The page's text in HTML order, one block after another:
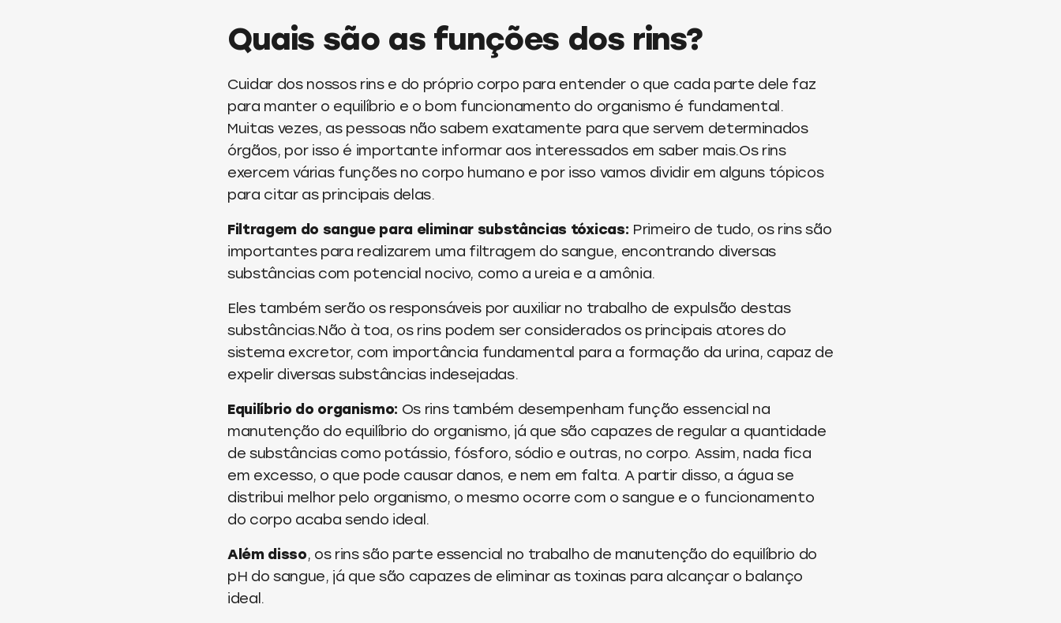
Quais são as funções dos rins?
Cuidar dos nossos rins e do próprio corpo para entender o que cada parte dele faz
para manter o equilíbrio e o bom funcionamento do organismo é fundamental.
Muitas vezes, as pessoas não sabem exatamente para que servem determinados
órgãos, por isso é importante informar aos interessados em saber mais.Os rins
exercem várias funções no corpo humano e por isso vamos dividir em alguns tópicos
para citar as principais delas.
Filtragem do sangue para eliminar substâncias tóxicas: Primeiro de tudo, os rins são
importantes para realizarem uma filtragem do sangue, encontrando diversas
substâncias com potencial nocivo, como a ureia e a amônia.
Eles também serão os responsáveis por auxiliar no trabalho de expulsão destas
substâncias.Não à toa, os rins podem ser considerados os principais atores do
sistema excretor, com importância fundamental para a formação da urina, capaz de
expelir diversas substâncias indesejadas.
Equilíbrio do organismo: Os rins também desempenham função essencial na
manutenção do equilíbrio do organismo, já que são capazes de regular a quantidade
de substâncias como potássio, fósforo, sódio e outras, no corpo. Assim, nada fica
em excesso, o que pode causar danos, e nem em falta. A partir disso, a água se
distribui melhor pelo organismo, o mesmo ocorre com o sangue e o funcionamento
do corpo acaba sendo ideal.
Além disso, os rins são parte essencial no trabalho de manutenção do equilíbrio do
pH do sangue, já que são capazes de eliminar as toxinas para alcançar o balanço
ideal.